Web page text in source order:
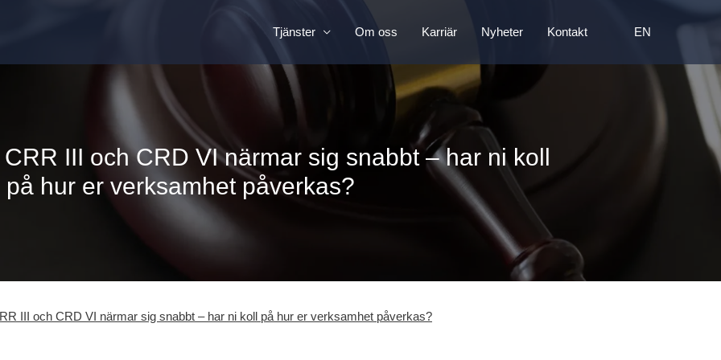
Tjänster Om oss Karriär Nyheter Kontakt EN
III och CRD VI närmar sig snabbt – har ni koll
på hur er verksamhet påverkas?
III och CRD VI närmar sig snabbt – har ni koll på hur er verksamhet påverkas?